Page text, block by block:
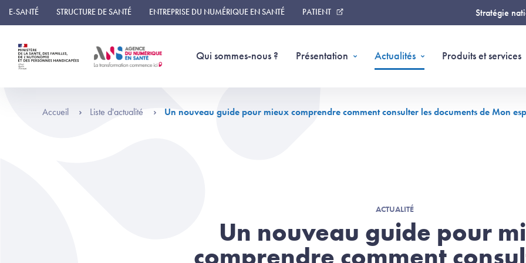
Panneau de gestion des cookies
E-SANTÉ STRUCTURE DE SANTÉ ENTREPRISE DU NUMÉRIQUE EN SANTÉ PATIENT Stratégie
Qui sommes-nous ? Présentation Actualités Produits et services
Accueil Liste d'actualité Un nouveau guide pour mieux comprendre comment consulter les documents de Mon
ACTUALITÉ
Un nouveau guide pour